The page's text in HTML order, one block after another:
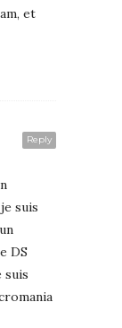
et
Reply
suis
DS
suis